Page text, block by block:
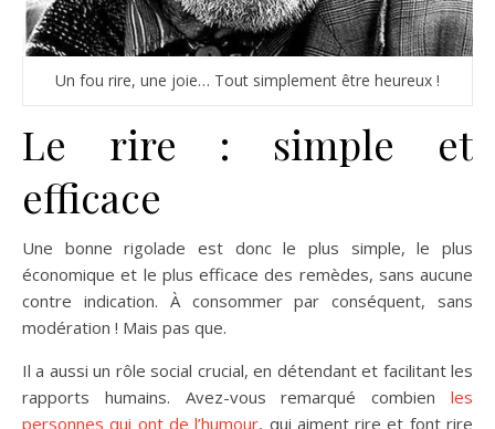
Un fou rire, une joie… Tout simplement être heureux !
Le rire : simple et
efficace
Une bonne rigolade est donc le plus simple, le plus
économique et le plus efficace des remèdes, sans aucune
contre indication. À consommer par conséquent, sans
modération ! Mais pas que.
Il a aussi un rôle social crucial, en détendant et facilitant les
rapports humains. Avez-vous remarqué combien les
personnes qui ont de l’humour, qui aiment rire et font rire